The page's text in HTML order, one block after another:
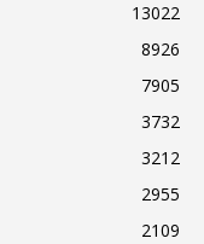
13022
8926
7905
3732
3212
2955
2109